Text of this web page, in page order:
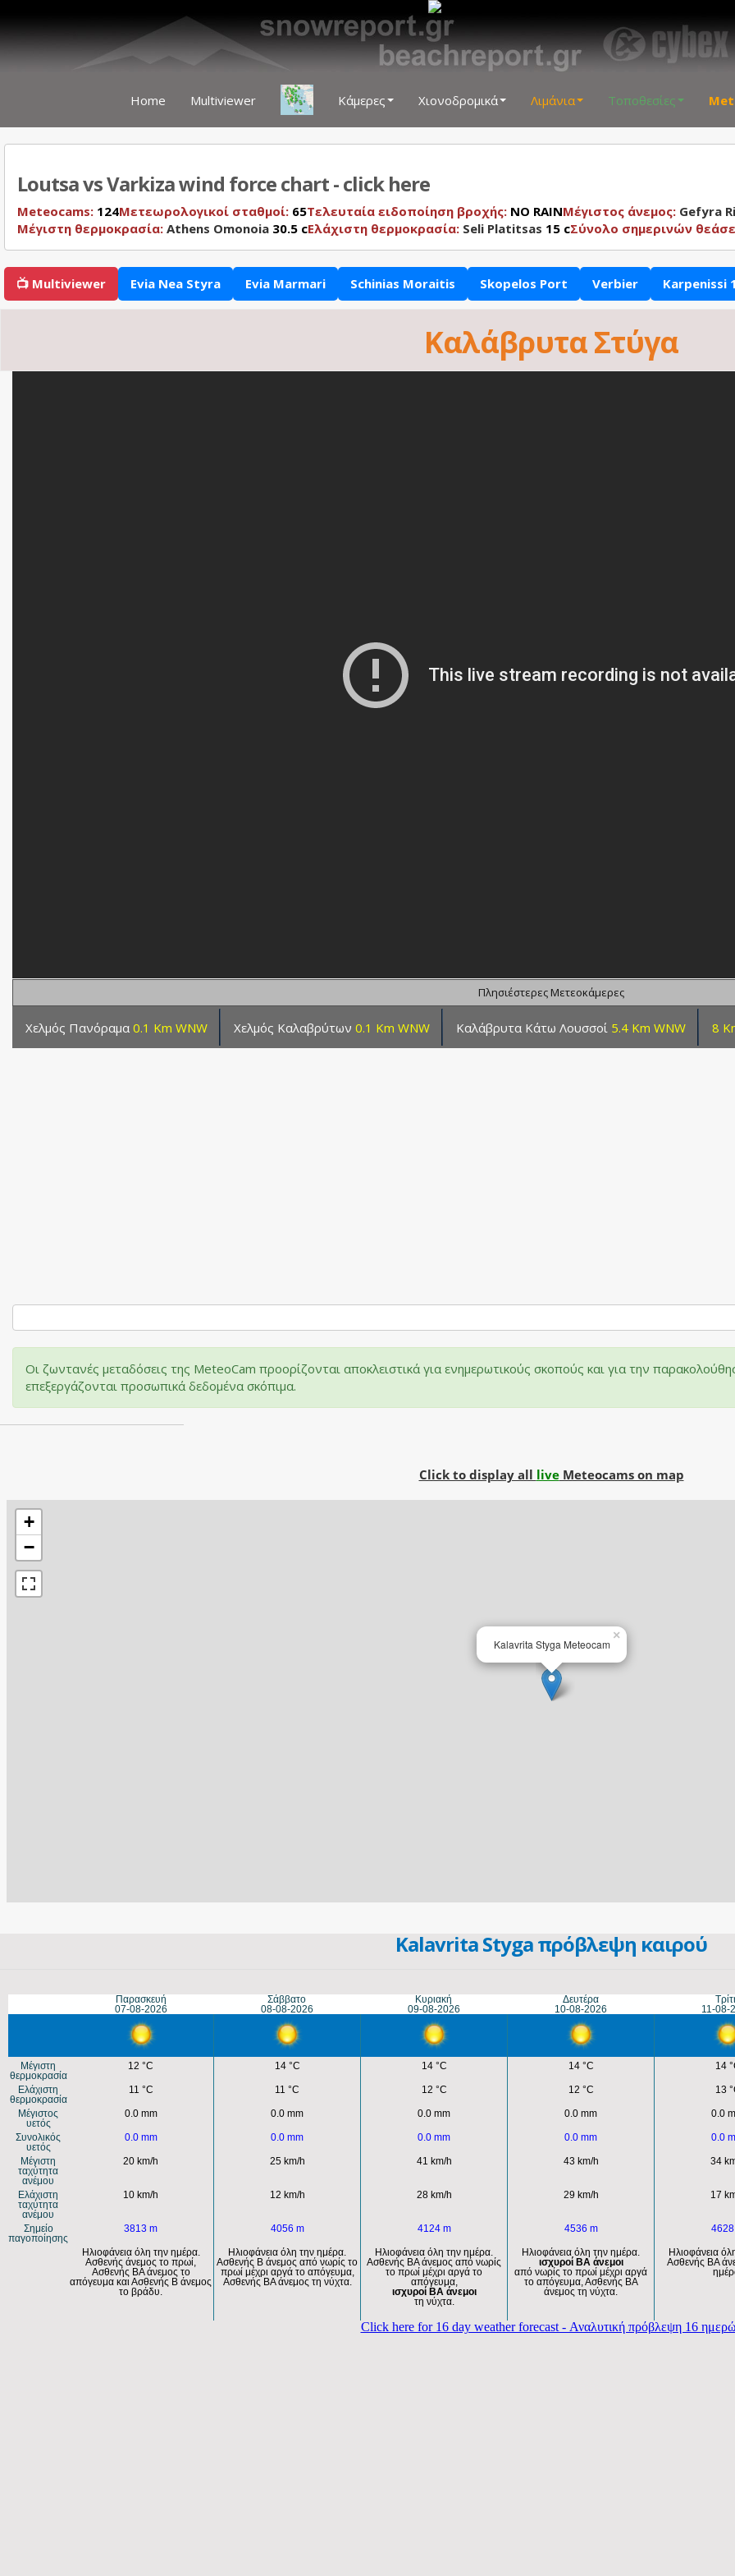
Home Multiviewer Κάμερες Χιονοδρομικά Λιμάνια Τοποθεσίες
Loutsa vs Varkiza wind force chart - click here
Meteocams: 124Μετεωρολογικοί σταθμοί: 65Τελευταία ειδοποίηση βροχής: NO RAINΜέγιστος άνεμος: Gefyra
Μέγιστη θερμοκρασία: Athens Omonoia 30.5 cΕλάχιστη θερμοκρασία: Seli Platitsas 15 cΣύνολο σημερινών
📺 Multiviewer Evia Nea Styra Evia Marmari Schinias Moraitis Skopelos Port Verbier Karpenissi
Καλάβρυτα Στύγα
Πλησιέστερες Μετεοκάμερες
Χελμός Πανόραμα 0.1 Km WNW Χελμός Καλαβρύτων 0.1 Km WNW Καλάβρυτα Κάτω Λουσσοί 5.4 Km WNW 8
Οι ζωντανές μεταδόσεις της MeteoCam προορίζονται αποκλειστικά για ενημερωτικούς σκοπούς και για την
επεξεργάζονται προσωπικά δεδομένα σκόπιμα.
Kalavrita Styga πρόβλεψη καιρού